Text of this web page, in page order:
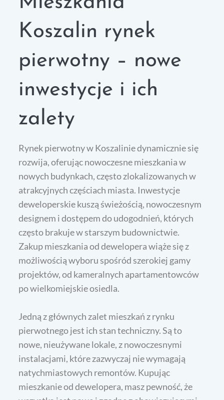
Koszalin rynek
pierwotny – nowe
inwestycje i ich
zalety
Rynek pierwotny w Koszalinie dynamicznie się
rozwija, oferując nowoczesne mieszkania w
nowych budynkach, często zlokalizowanych w
atrakcyjnych częściach miasta. Inwestycje
deweloperskie kuszą świeżością, nowoczesnym
designem i dostępem do udogodnień, których
często brakuje w starszym budownictwie.
Zakup mieszkania od dewelopera wiąże się z
możliwością wyboru spośród szerokiej gamy
projektów, od kameralnych apartamentowców
po wielkomiejskie osiedla.
Jedną z głównych zalet mieszkań z rynku
pierwotnego jest ich stan techniczny. Są to
nowe, nieużywane lokale, z nowoczesnymi
instalacjami, które zazwyczaj nie wymagają
natychmiastowych remontów. Kupując
mieszkanie od dewelopera, masz pewność, że